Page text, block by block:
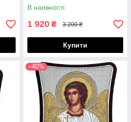
В наявності
1 920 ₴ 3 200 ₴
Купити
–40%